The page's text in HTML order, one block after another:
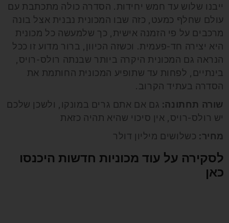
ייבנו שלוש עד חמש יחידות. הסדרה כולה מתכתבת עם
עולם שחלף כמעט, כזה שבו המכונית נבנית אצל בונה
מרכבים על פי הזמנה אישית, כך שלמעשה כל מכונית
היא יצירה חד-פעמית. וכשזה הכיוון, ברור מדוע זו ככל
הנראה גם המכונית היקרה ביותר שבנתה רולס-רויס,
בינתיים, לפחות עד שתופיע המכונית החותמת את
הסדרה בעתיד הקרוב.
שורה תחתונה: גם אם אתם גרים במונקו, ולשכן שלכם
יש רולס-רויס, אין סיכוי שהיא תהיה כזאת
מחיר: כשלושים מיליון דולר
לסקירה על עוד מכוניות חדשות היכנסו
כאן